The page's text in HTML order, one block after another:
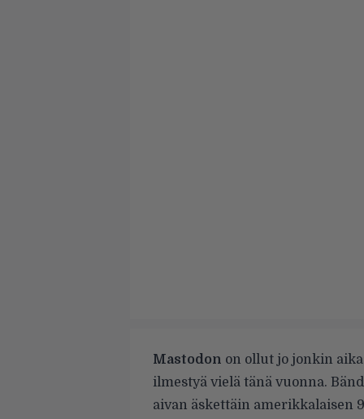
Mastodon on ollut jo jonkin
ilmestyä vielä tänä vuonna.
aivan äskettäin amerikkalaisen